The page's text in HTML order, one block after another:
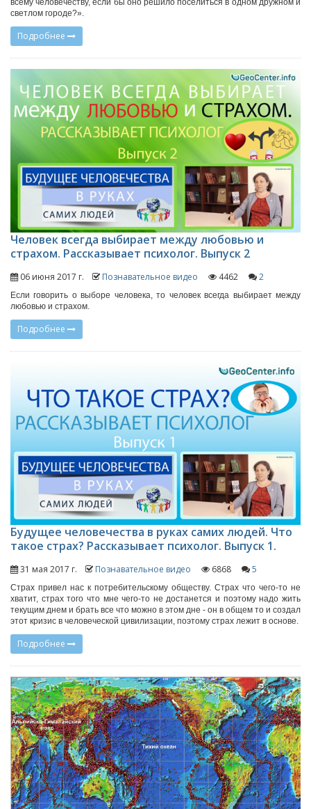
светлом городе?».
Подробнее
Человек всегда выбирает между любовью и
страхом. Рассказывает психолог. Выпуск 2
06 июня 2017 г. Познавательное видео 4462 2
Если говорить о выборе человека, то человек всегда выбирает между
любовью и страхом.
Подробнее
Будущее человечества в руках самих людей. Что
такое страх? Рассказывает психолог. Выпуск 1.
31 мая 2017 г. Познавательное видео 6868 5
Страх привел нас к потребительскому обществу. Страх что чего-то не
хватит, страх того что мне чего-то не достанется и поэтому надо жить
текущим днем и брать все что можно в этом дне - он в общем то и создал
этот кризис в человеческой цивилизации, поэтому страх лежит в основе.
Подробнее